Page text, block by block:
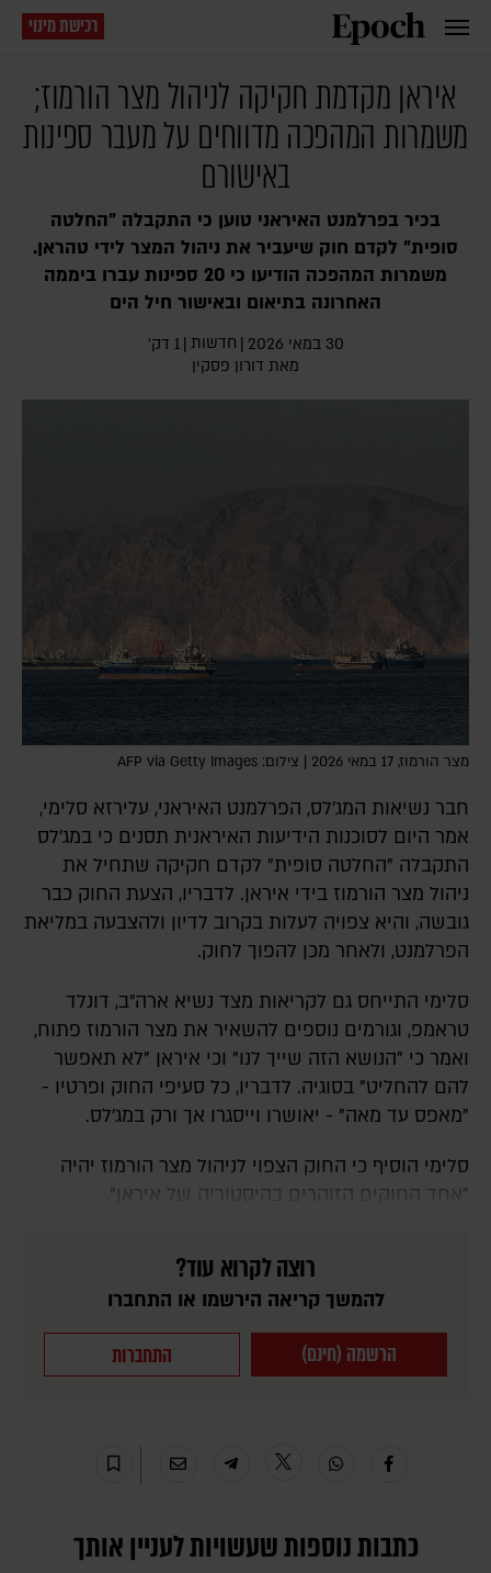
רכישת מינוי
איראן מקדמת חקיקה לניהול מצר הורמוז;
משמרות המהפכה מדווחים על מעבר ספינות
באישורם
בכיר בפרלמנט האיראני טוען כי התקבלה "החלטה
סופית" לקדם חוק שיעביר את ניהול המצר לידי טהראן.
משמרות המהפכה הודיעו כי 20 ספינות עברו ביממה
האחרונה בתיאום ובאישור חיל הים
30 במאי 2026 | חדשות | 1 דק׳
מאת דורון פסקין
מצר הורמוז, 17 במאי 2026 | צילום: AFP via Getty Images
חבר נשיאות המג'לס, הפרלמנט האיראני, עלירזא סלימי,
אמר היום לסוכנות הידיעות האיראנית תסנים כי במג׳לס
התקבלה "החלטה סופית" לקדם חקיקה שתחיל את
ניהול מצר הורמוז בידי איראן. לדבריו, הצעת החוק כבר
גובשה, והיא צפויה לעלות בקרוב לדיון ולהצבעה במליאת
הפרלמנט, ולאחר מכן להפוך לחוק.
סלימי התייחס גם לקריאות מצד נשיא ארה"ב, דונלד
טראמפ, וגורמים נוספים להשאיר את מצר הורמוז פתוח,
ואמר כי "הנושא הזה שייך לנו" וכי איראן "לא תאפשר
להם להחליט" בסוגיה. לדבריו, כל סעיפי החוק ופרטיו -
"מאפס עד מאה" - יאושרו וייסגרו אך ורק במג'לס.
סלימי הוסיף כי החוק הצפוי לניהול מצר הורמוז יהיה
"אחד החוקים הזוהרים בהיסטוריה של איראן".
רוצה לקרוא עוד?
להמשך קריאה הירשמו או התחברו
הרשמה (חינם) התחברות
כתבות נוספות שעשויות לעניין אותך